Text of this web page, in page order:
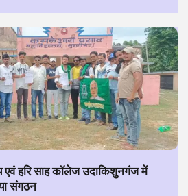
एवं हरि साह कॉलेज उदाकिशुनगंज में
संगठन